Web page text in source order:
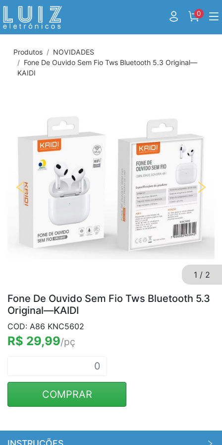
0
Produtos
NOVIDADES
Fone De Ouvido Sem Fio Tws Bluetooth 5.3 Original—
KAIDI
1 / 2
Fone De Ouvido Sem Fio Tws Bluetooth 5.3
Original—KAIDI
COD: A86 KNC5602
R$ 29,99/pç
COMPRAR